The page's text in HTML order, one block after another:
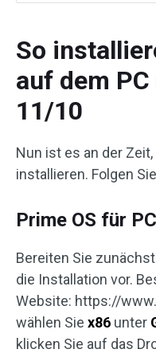
So
auf dem
11/10
Nun ist es an der
installieren. Folgen
Prime OS für
Bereiten Sie
die Installation vor.
Website: https://
wählen Sie x86 unter
klicken Sie auf das